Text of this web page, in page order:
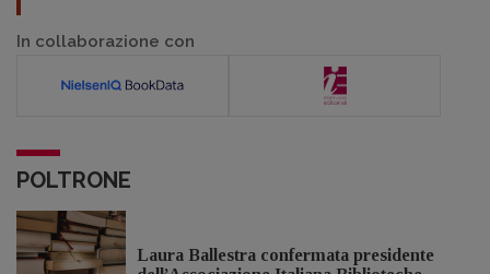
In collaborazione con
POLTRONE
Laura Ballestra confermata presidente